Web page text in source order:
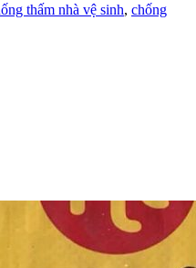
thấm nhà vệ sinh, chống